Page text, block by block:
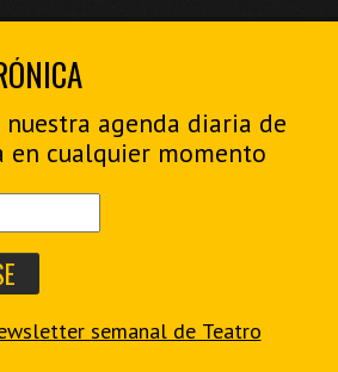
agenda diaria de
en cualquier momento
semanal de Teatro